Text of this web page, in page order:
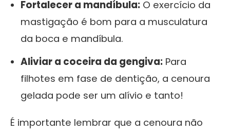
Fortalecer a mandíbula: O exercício da
mastigação é bom para a musculatura
da boca e mandíbula.
Aliviar a coceira da gengiva: Para
filhotes em fase de dentição, a cenoura
gelada pode ser um alívio e tanto!
É importante lembrar que a cenoura não